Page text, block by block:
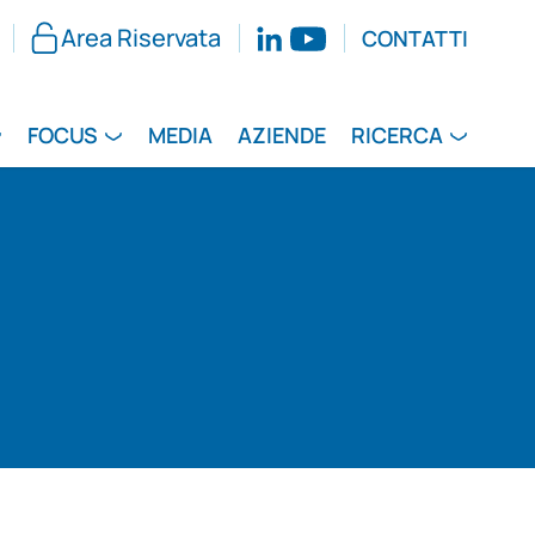
Area Riservata CONTATTI
FOCUS MEDIA AZIENDE RICERCA